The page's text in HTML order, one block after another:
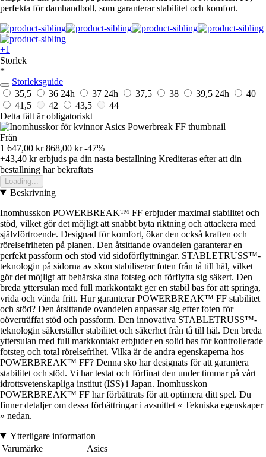
perfekta för damhandboll, som garanterar stabilitet och komfort.
+1
Storlek
*
Storleksguide
35,5
36 24h 37 24h 37,5 38 39,5 24h
40
41,5
42 43,5
44
Detta fält är obligatoriskt
Från
1 647,00 kr 868,00 kr -47%
+43,40 krerbjuds pa din nasta bestallning Krediteras efter att din
bestallning har bekraftats
Loading...
Beskrivning
Inomhusskon POWERBREAK™ FF erbjuder maximal stabilitet och
stöd, vilket gör det möjligt att snabbt byta riktning och attackera med
självförtroende. Designad för komfort, ökar den också kraften och
rörelsefriheten på planen. Den åtsittande ovandelen garanterar en
perfekt passform och stöd vid sidoförflyttningar. STABLETRUSS™-
teknologin på sidorna av skon stabiliserar foten från tå till häl, vilket
gör det möjligt att behärska sina fotsteg och förflytta sig säkert. Den
breda yttersulan med full markkontakt ger en stabil bas för att springa,
vrida och vända fritt. Hur garanterar POWERBREAK™ FF stabilitet
och stöd? Den åtsittande ovandelen anpassar sig efter foten för
oöverträffat stöd och passform. Den innovativa STABLETRUSS™-
teknologin säkerställer stabilitet och säkerhet från tå till häl. Den breda
yttersulan med full markkontakt erbjuder en solid bas för kontrollerade
fotsteg och total rörelsefrihet. Vilka är de andra egenskaperna hos
POWERBREAK™ FF? Denna sko har designats för att garantera
stabilitet och stöd. Vi har testat och förfinat den under timmar på vårt
idrottsvetenskapliga institut (ISS) i Japan. Inomhusskon
POWERBREAK™ FF har förbättrats för att optimera ditt spel. Du
finner detaljer om dessa förbättringar i avsnittet « Tekniska egenskaper
» nedan.
Ytterligare information
Varumärke
Asics